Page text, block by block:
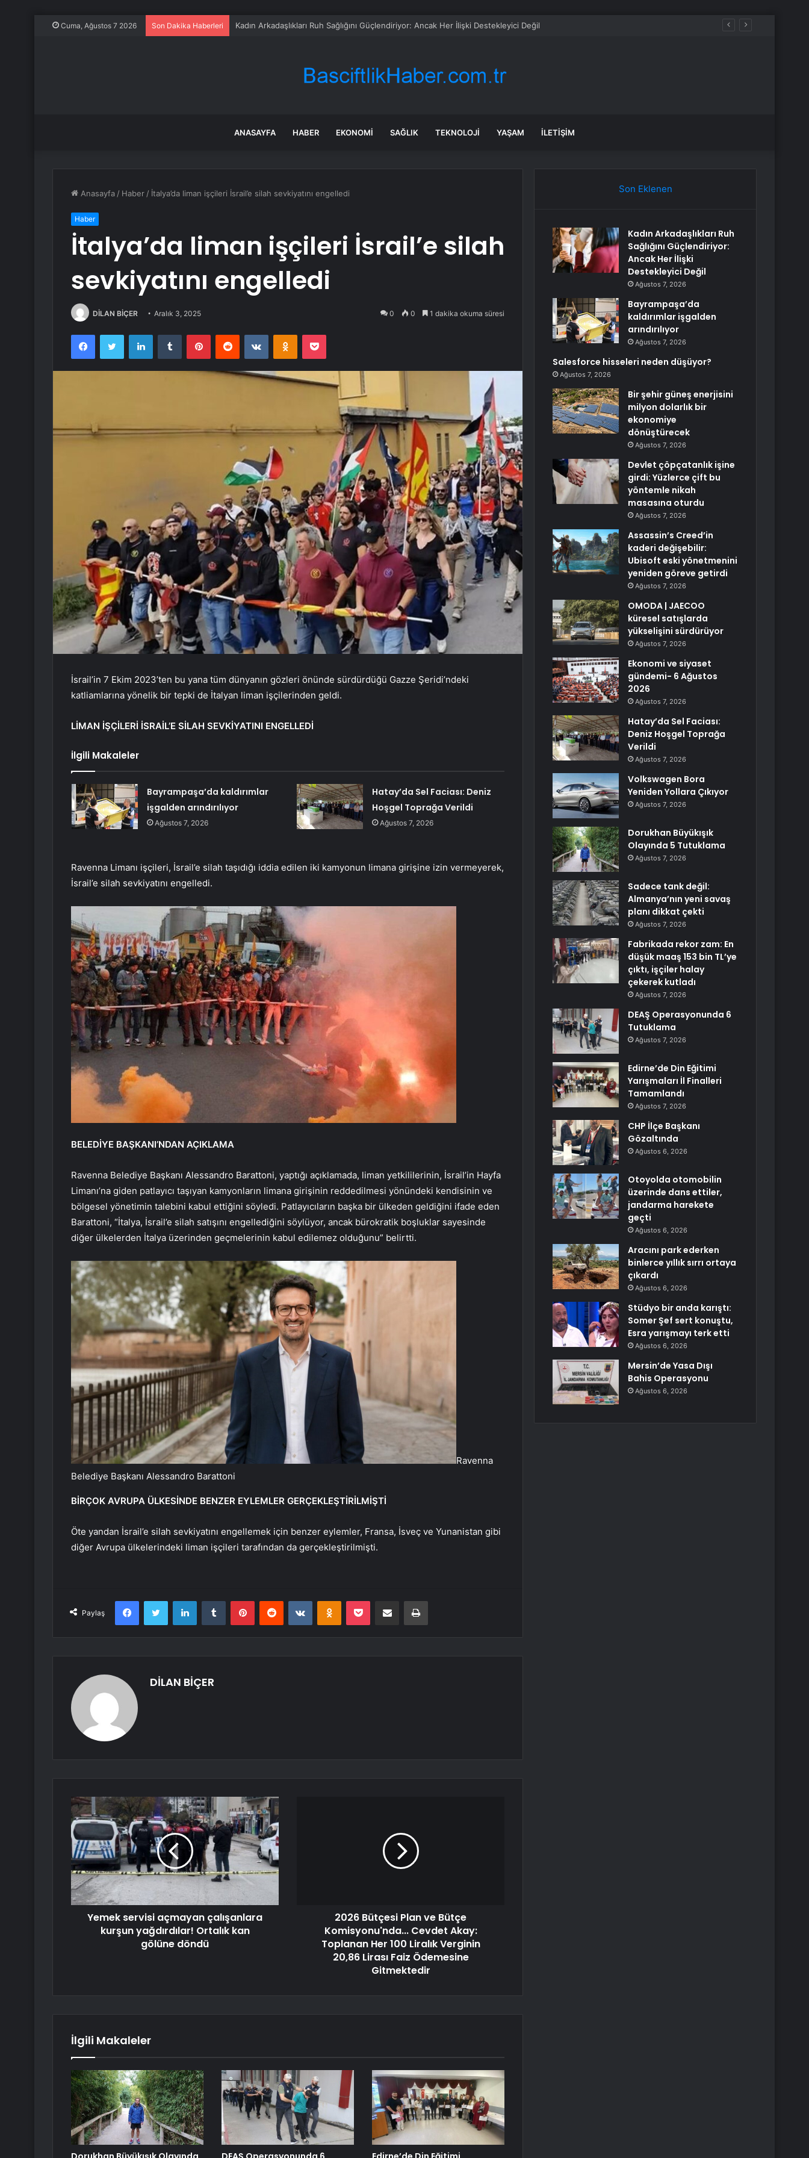
Cuma, Ağustos 7 2026 Son Dakika Haberleri Bayrampaşa’da kaldırımlar işgalden arındırılıyor
ANASAYFA HABER EKONOMI SAĞLIK TEKNOLOJI YAŞAM İLETIŞIM
Anasayfa / Haber / İtalya’da liman işçileri İsrail’e silah sevkiyatını engelledi
Haber
İtalya’da liman işçileri İsrail’e silah
sevkiyatını engelledi
DİLAN BİÇER Aralık 3, 2025 0 0 1 dakika okuma süresi
FacebookTwitter LinkedInTumblr PinterestReddit VKontakteOdnoklassniki
Pocket
İsrail’in 7 Ekim 2023’ten bu yana tüm dünyanın gözleri önünde sürdürdüğü Gazze Şeridi’ndeki
katliamlarına yönelik bir tepki de İtalyan liman işçilerinden geldi.
LİMAN İŞÇİLERİ İSRAİL’E SİLAH SEVKİYATINI ENGELLEDİ
İlgili Makaleler
Bayrampaşa’da kaldırımlar
işgalden arındırılıyor
Ağustos 7, 2026
Hatay’da Sel Faciası: Deniz
Hoşgel Toprağa Verildi
Ağustos 7, 2026
Ravenna Limanı işçileri, İsrail’e silah taşıdığı iddia edilen iki kamyonun limana girişine izin vermeyerek,
İsrail’e silah sevkiyatını engelledi.
BELEDİYE BAŞKANI’NDAN AÇIKLAMA
Ravenna Belediye Başkanı Alessandro Barattoni, yaptığı açıklamada, liman yetkililerinin, İsrail’in Hayfa
Limanı’na giden patlayıcı taşıyan kamyonların limana girişinin reddedilmesi yönündeki kendisinin ve
bölgesel yönetimin talebini kabul ettiğini söyledi. Patlayıcıların başka bir ülkeden geldiğini ifade eden
Barattoni, “İtalya, İsrail’e silah satışını engellediğini söylüyor, ancak bürokratik boşluklar sayesinde
diğer ülkelerden İtalya üzerinden geçmelerinin kabul edilemez olduğunu” belirtti.
Ravenna
Belediye Başkanı Alessandro Barattoni
BİRÇOK AVRUPA ÜLKESİNDE BENZER EYLEMLER GERÇEKLEŞTİRİLMİŞTİ
Öte yandan İsrail’e silah sevkiyatını engellemek için benzer eylemler, Fransa, İsveç ve Yunanistan gibi
diğer Avrupa ülkelerindeki liman işçileri tarafından da gerçekleştirilmişti.
Paylaş
FacebookTwitter LinkedInTumblr PinterestReddit VKontakteOdnoklassniki
Pocket E-Posta ile paylaş Yazdır
DİLAN BİÇER
Yemek servisi açmayan çalışanlara
kurşun yağdırdılar! Ortalık kan
gölüne döndü
2026 Bütçesi Plan ve Bütçe
Komisyonu'nda... Cevdet Akay:
Toplanan Her 100 Liralık Verginin
20,86 Lirası Faiz Ödemesine
Gitmektedir
İlgili Makaleler
Son Eklenen
Kadın Arkadaşlıkları Ruh
Sağlığını Güçlendiriyor:
Ancak Her İlişki
Destekleyici Değil
Ağustos 7, 2026
Bayrampaşa’da
kaldırımlar işgalden
arındırılıyor
Ağustos 7, 2026
Salesforce hisseleri neden düşüyor?
Ağustos 7, 2026
Bir şehir güneş enerjisini
milyon dolarlık bir
ekonomiye
dönüştürecek
Ağustos 7, 2026
Devlet çöpçatanlık işine
girdi: Yüzlerce çift bu
yöntemle nikah
masasına oturdu
Ağustos 7, 2026
Assassin’s Creed’in
kaderi değişebilir:
Ubisoft eski yönetmenini
yeniden göreve getirdi
Ağustos 7, 2026
OMODA | JAECOO
küresel satışlarda
yükselişini sürdürüyor
Ağustos 7, 2026
Ekonomi ve siyaset
gündemi- 6 Ağustos
2026
Ağustos 7, 2026
Hatay’da Sel Faciası:
Deniz Hoşgel Toprağa
Verildi
Ağustos 7, 2026
Volkswagen Bora
Yeniden Yollara Çıkıyor
Ağustos 7, 2026
Dorukhan Büyükışık
Olayında 5 Tutuklama
Ağustos 7, 2026
Sadece tank değil:
Almanya’nın yeni savaş
planı dikkat çekti
Ağustos 7, 2026
Fabrikada rekor zam: En
düşük maaş 153 bin TL’ye
çıktı, işçiler halay
çekerek kutladı
Ağustos 7, 2026
DEAŞ Operasyonunda 6
Tutuklama
Ağustos 7, 2026
Edirne’de Din Eğitimi
Yarışmaları İl Finalleri
Tamamlandı
Ağustos 7, 2026
CHP İlçe Başkanı
Gözaltında
Ağustos 6, 2026
Otoyolda otomobilin
üzerinde dans ettiler,
jandarma harekete
geçti
Ağustos 6, 2026
Aracını park ederken
binlerce yıllık sırrı ortaya
çıkardı
Ağustos 6, 2026
Stüdyo bir anda karıştı:
Somer Şef sert konuştu,
Esra yarışmayı terk etti
Ağustos 6, 2026
Mersin’de Yasa Dışı
Bahis Operasyonu
Ağustos 6, 2026